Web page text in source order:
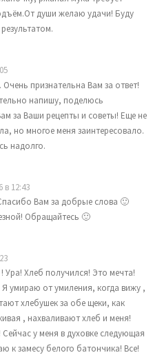
души желаю удачи! Буду
признательна Вам за ответ!
напишу, поделюсь
за Ваши рецепты и советы! Еще не
но многое меня заинтересовало.
надолго.
в 12:43
Вам за добрые слова 🙂
Обращайтесь 🙂
Ура! Хлеб получился! Это мечта!
Я умираю от умиления, когда вижу ,
хлебушек за обе щеки, как
, нахваливают хлеб и меня!
у меня в духовке следующая
к замесу белого батончика! Все!